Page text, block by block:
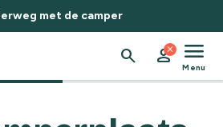
met de camper
search person
close menu
Menu